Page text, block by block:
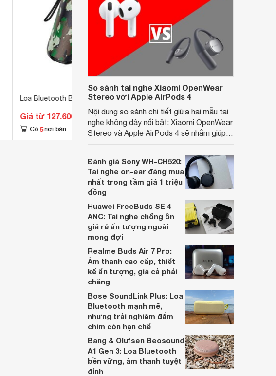
Loa Bluetooth Borofone BR15
Giá từ 127.600 đ
Có 5 nơi bán
Loa bluetooth Borofone BR22
Giá từ 195.800 đ
Có 7 nơi bán
So sánh tai nghe Xiaomi OpenWear
Stereo với Apple AirPods 4
Nội dung so sánh chi tiết giữa hai mẫu tai
nghe không dây nổi bật: Xiaomi OpenWear
Stereo và Apple AirPods 4 sẽ nhằm giúp
dựa trên nhu cầu và sở thích cá nhân. Cả
hai đều là sản phẩm chất lượng cao,
nhưng hướng tới đối tượng khách hàng
khác nhau.
Đánh giá Sony WH-CH520:
Tai nghe on-ear đáng mua
nhất trong tầm giá 1 triệu
đồng
Huawei FreeBuds SE 4
ANC: Tai nghe chống ồn
giá rẻ ấn tượng ngoài
mong đợi
Realme Buds Air 7 Pro:
Âm thanh cao cấp, thiết
kế ấn tượng, giá cả phải
chăng
Bose SoundLink Plus: Loa
Bluetooth mạnh mẽ,
nhưng trải nghiệm đắm
chìm còn hạn chế
Bang & Olufsen Beosound
A1 Gen 3: Loa Bluetooth
bền vững, âm thanh tuyệt
đỉnh